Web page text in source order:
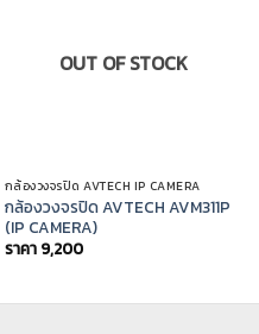
OUT OF STOCK
กล้องวงจรปิด AVTECH IP CAMERA
กล้องวงจรปิด AVTECH AVM311P
(IP CAMERA)
ราคา 9,200